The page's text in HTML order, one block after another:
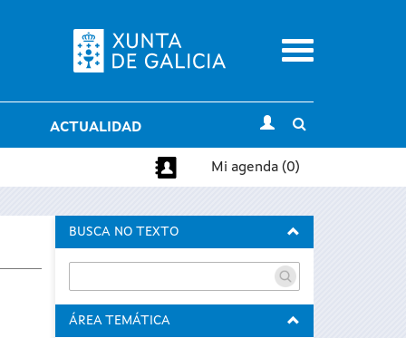
Menu
ACTUALIDAD
search
Mi agenda (0)
BUSCA NO TEXTO
ÁREA TEMÁTICA